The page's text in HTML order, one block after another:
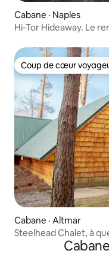
Cabane · Naples
Hi-Tor Hideaway. Le
Coup de cœur
Coup de cœur
Cabane · Altmar
Steelhead Chalet, à